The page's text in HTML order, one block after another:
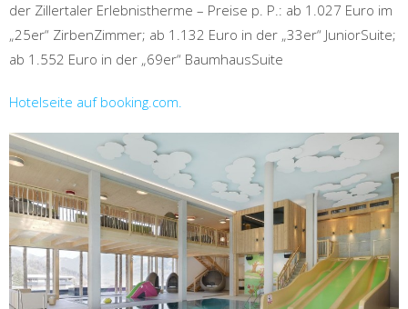
der Zillertaler Erlebnistherme – Preise p. P.: ab 1.027 Euro im
„25er“ ZirbenZimmer; ab 1.132 Euro in der „33er“ JuniorSuite;
ab 1.552 Euro in der „69er“ BaumhausSuite
Hotelseite auf booking.com.